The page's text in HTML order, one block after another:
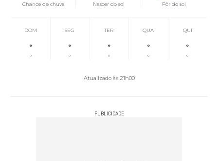
Chance de chuva
Nascer do sol Pôr do sol
DOM
°
°
SEG
°
°
TER
°
°
QUA
°
°
QUI
°
°
Atualizado às 21h00
PUBLICIDADE